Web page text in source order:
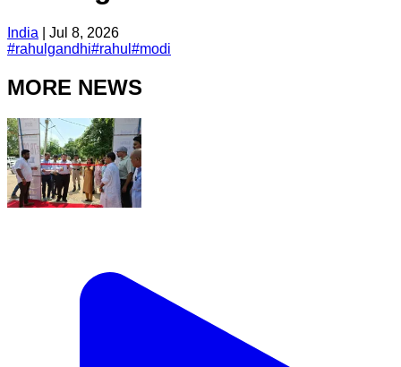
India
Jul 8, 2026
#rahulgandhi#rahul #modi
MORE NEWS